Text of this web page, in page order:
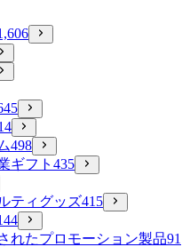
498
ギフト 435
ティグッズ415
れたプロモーション製品91